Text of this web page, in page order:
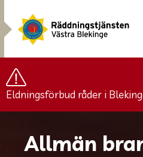
Eldningsförbud råder i
Allmän